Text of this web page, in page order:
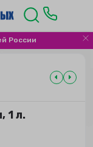
России
1 л.